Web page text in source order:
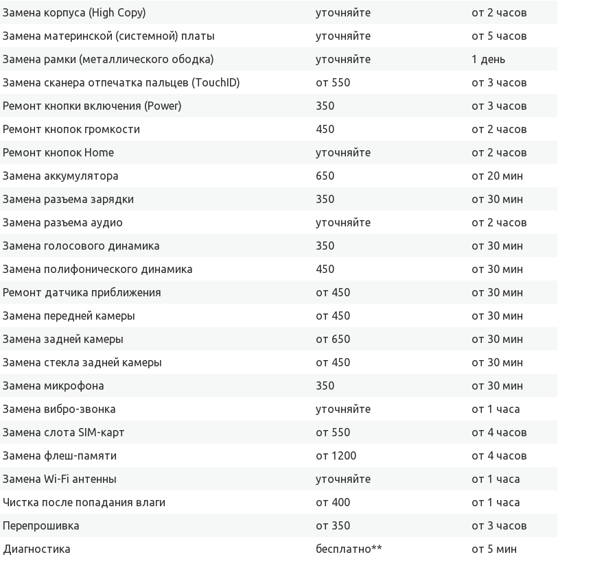
Замена корпуса (High Copy)
уточняйте
от 2 часов
Замена материнской (системной) платы
уточняйте
от 5 часов
Замена рамки (металлического ободка)
уточняйте
1 день
Замена сканера отпечатка пальцев (TouchID)
от 550
от 3 часов
Ремонт кнопки включения (Power)
350
от 3 часов
Ремонт кнопок громкости
450
от 2 часов
Ремонт кнопок Home
уточняйте
от 2 часов
Замена аккумулятора
650
от 20 мин
Замена разъема зарядки
350
от 30 мин
Замена разъема аудио
уточняйте
от 2 часов
Замена голосового динамика
350
от 30 мин
Замена полифонического динамика
450
от 30 мин
Ремонт датчика приближения
от 450
от 30 мин
Замена передней камеры
от 450
от 30 мин
Замена задней камеры
от 650
от 30 мин
Замена стекла задней камеры
от 450
от 30 мин
Замена микрофона
350
от 30 мин
Замена вибро-звонка
уточняйте
от 1 часа
Замена слота SIM-карт
от 550
от 4 часов
Замена флеш-памяти
от 1200
от 4 часов
Замена Wi-Fi антенны
уточняйте
от 1 часа
Чистка после попадания влаги
от 400
от 1 часа
Перепрошивка
от 350
от 3 часов
Диагностика
бесплатно** от 5 мин